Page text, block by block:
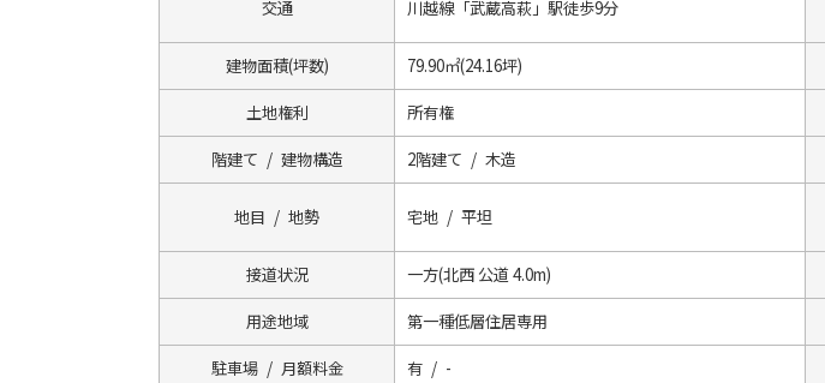
交通 川越線「武蔵高萩」駅徒歩9分
建物面積(坪数) 79.90㎡(24.16坪)
土地権利 所有権
階建て / 建物構造 2階建て / 木造
地目 / 地勢 宅地 / 平坦
接道状況 一方(北西 公道 4.0m)
用途地域 第一種低層住居専用
駐車場 / 月額料金 有 / -